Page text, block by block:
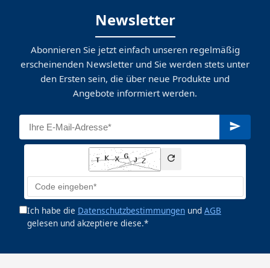
Newsletter
Abonnieren Sie jetzt einfach unseren regelmäßig
erscheinenden Newsletter und Sie werden stets unter
den Ersten sein, die über neue Produkte und
Angebote informiert werden.
Ich habe die Datenschutzbestimmungen und AGB
gelesen und akzeptiere diese.*